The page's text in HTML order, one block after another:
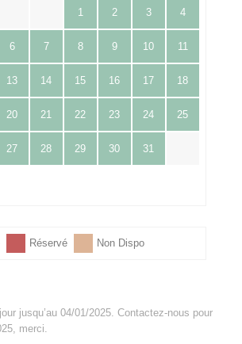
1 2 3 4
6 7 8 9 10 11
13 14 15 16 17 18
20 21 22 23 24 25
27 28 29 30 31
Réservé Non Dispo
jusqu’au 04/01/2025. Contactez-nous pour
merci.